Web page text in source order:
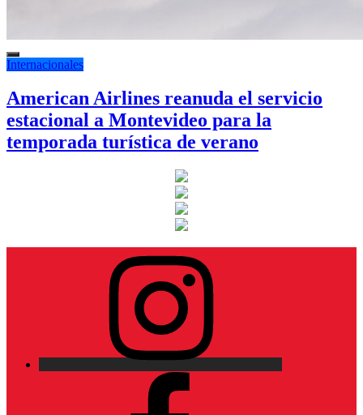
Internacionales
American Airlines reanuda el servicio
estacional a Montevideo para la
temporada turística de verano